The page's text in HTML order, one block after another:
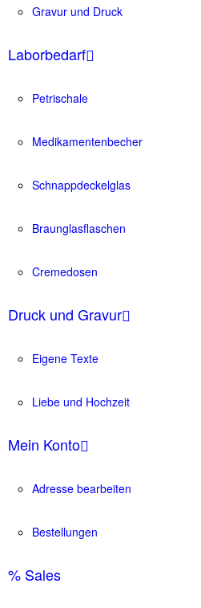
Gravur und Druck
Laborbedarf
Petrischale
Medikamentenbecher
Schnappdeckelglas
Braunglasflaschen
Cremedosen
Druck und Gravur
Eigene Texte
Liebe und Hochzeit
Mein Konto
Adresse bearbeiten
Bestellungen
% Sales